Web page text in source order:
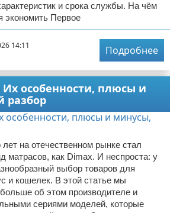
и срока службы. На чём
экономить Первое
14:11
Подробнее
особенности, плюсы и
разбор
на отечественном рынке стал
матрасов, как Dimax. И неспроста: у
выбор товаров для
и кошелек. В этой статье мы
об этом производителе и
сериями моделей, которые